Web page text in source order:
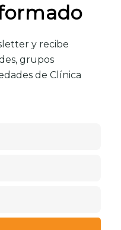
y recibe
grupos
de Clínica